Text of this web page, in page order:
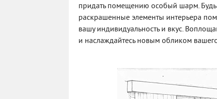
придать помещению особый шарм.
раскрашенные элементы интерьера
вашу индивидуальность и вкус.
и наслаждайтесь новым обликом